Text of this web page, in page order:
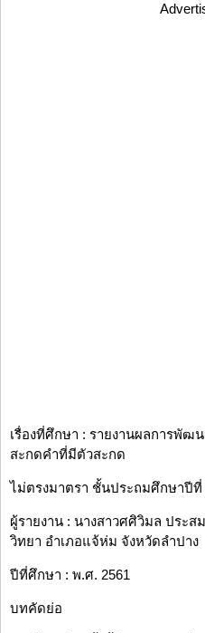
เรื่องที่ศึกษา : รายงานผลการพัฒ
สะกดคำที่มีตัวสะกด
ไม่ตรงมาตรา ชั้นประถมศึกษาปีที่
ผู้รายงาน : นางสาวศศิวิมล ประ
วิทยา อำเภอแจ้ห่ม จังหวัดลำปาง
ปีที่ศึกษา : พ.ศ. 2561
บทคัดย่อ